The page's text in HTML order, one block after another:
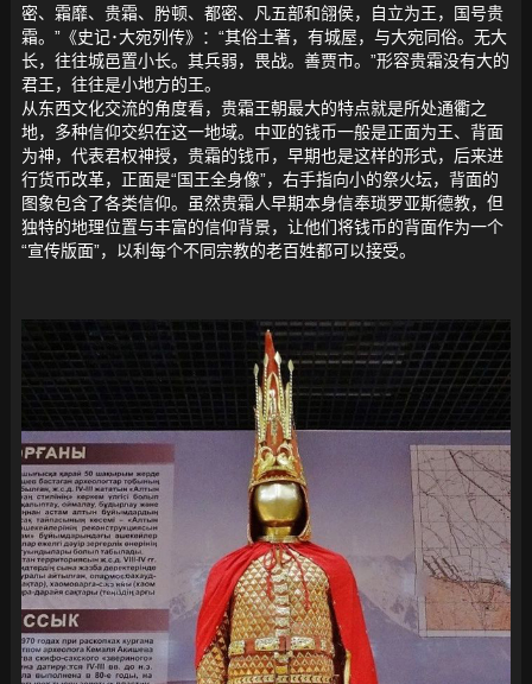
密、霜靡、贵霜、肹顿、都密、凡五部和翖侯，自立为王，国号贵
霜。”《史记･大宛列传》：“其俗土著，有城屋，与大宛同俗。无大
长，往往城邑置小长。其兵弱，畏战。善贾市。”形容贵霜没有大的
君王，往往是小地方的王。
从东西文化交流的角度看，贵霜王朝最大的特点就是所处通衢之
地，多种信仰交织在这一地域。中亚的钱币一般是正面为王、背面
为神，代表君权神授，贵霜的钱币，早期也是这样的形式，后来进
行货币改革，正面是“国王全身像”，右手指向小的祭火坛，背面的
图象包含了各类信仰。虽然贵霜人早期本身信奉琐罗亚斯德教，但
独特的地理位置与丰富的信仰背景，让他们将钱币的背面作为一个
“宣传版面”，以利每个不同宗教的老百姓都可以接受。